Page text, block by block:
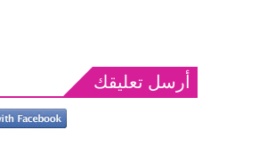
أرسل تعليقك